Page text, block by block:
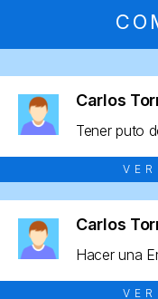
Carlos
Tener puto
Carlos
Hacer una